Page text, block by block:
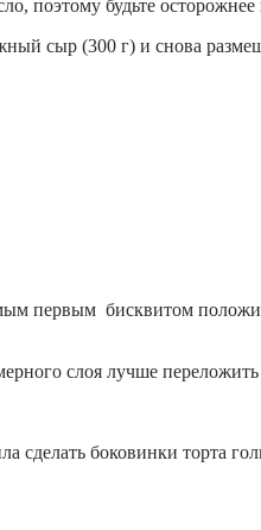
поэтому будьте
сыр (300 г) и снова
первым бисквитом
слоя лучше
боковинки торта